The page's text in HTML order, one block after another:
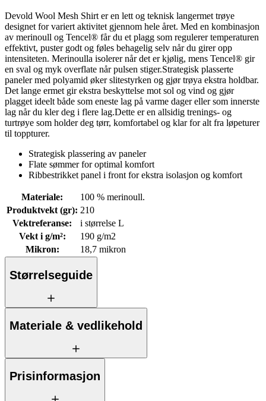
Devold Wool Mesh Shirt er en lett og teknisk langermet trøye
designet for variert aktivitet gjennom hele året. Med en kombinasjon
av merinoull og Tencel® får du et plagg som regulerer temperaturen
effektivt, puster godt og føles behagelig selv når du girer opp
intensiteten. Merinoulla isolerer når det er kjølig, mens Tencel® gir
en sval og myk overflate når pulsen stiger.Strategisk plasserte
paneler med polyamid øker slitestyrken og gjør trøya ekstra holdbar.
Det lange ermet gir ekstra beskyttelse mot sol og vind og gjør
plagget ideelt både som eneste lag på varme dager eller som innerste
lag når du kler deg i flere lag.Dette er en allsidig trenings- og
turtrøye som holder deg tørr, komfortabel og klar for alt fra løpeturer
til toppturer.
Strategisk plassering av paneler
Flate sømmer for optimal komfort
Ribbestrikket panel i front for ekstra isolasjon og komfort
Materiale:
100 % merinoull.
Produktvekt (gr): 210
Vektreferanse:
i størrelse L
Vekt i g/m²:
190 g/m2
Mikron: 18,7 mikron
Størrelseguide
Materiale & vedlikehold
Prisinformasjon